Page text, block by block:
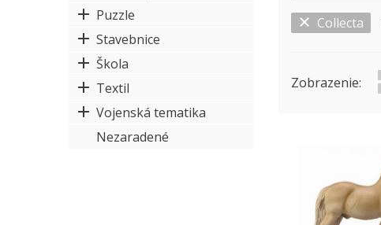
Puzzle
Stavebnice
Škola
Textil
Vojenská tematika
Nezaradené
Collecta
Zobrazenie: